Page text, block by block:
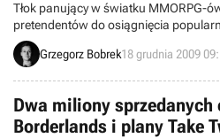
Tłok panujący w światku MMORPG-
pretendentów do osiągnięcia
Warcraft. Amerykański deweloper
Empire at War, Universe at War: Earth
Grzegorz Bobrek18 grudnia 2009
Dwa miliony sprzedanych
Borderlands i plany Take